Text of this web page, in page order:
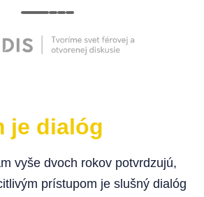
je dialóg
vyše dvoch rokov potvrdzujú,
prístupom je slušný dialóg